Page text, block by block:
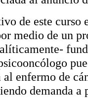
de este curso
medio de un
al enfermo de
demanda a